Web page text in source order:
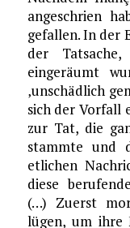
angeschrien
gefallen. In der
der
eingeräumt
‚unschädlich
sich der Vorfall
zur Tat, die
stammte und
etlichen
diese
(…) Zuerst
lügen, um ihre